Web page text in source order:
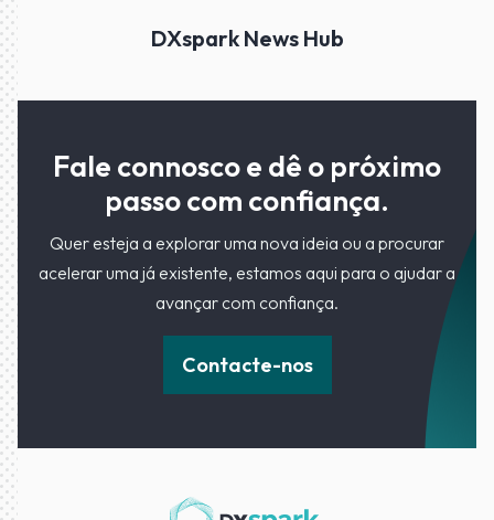
DXspark News Hub
Fale connosco e dê o próximo
passo com confiança.
Quer esteja a explorar uma nova ideia ou a procurar
acelerar uma já existente, estamos aqui para o ajudar a
avançar com confiança.
Contacte-nos